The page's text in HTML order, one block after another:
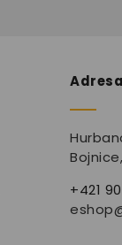
Bojnice
+421